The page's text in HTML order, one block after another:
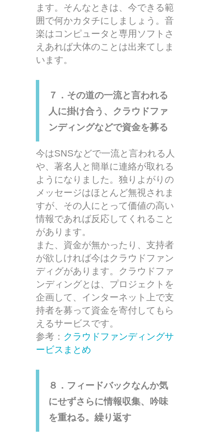
ます。そんなときは、今できる範
囲で何かカタチにしましょう。音
楽はコンピュータと専用ソフトさ
えあれば大体のことは出来てしま
います。
７．その道の一流と言われる
人に掛け合う、クラウドファ
ンディングなどで資金を募る
今はSNSなどで一流と言われる人
や、著名人と簡単に連絡が取れる
ようになりました。独りよがりの
メッセージはほとんど無視されま
すが、その人にとって価値の高い
情報であれば反応してくれること
があります。
また、資金が無かったり、支持者
が欲しければ今はクラウドファン
ディグがあります。クラウドファ
ンディングとは、プロジェクトを
企画して、インターネット上で支
持者を募って資金を寄付してもら
えるサービスです。
参考： クラウドファンディングサ
ービスまとめ
８．フィードバックなんか気
にせずさらに情報収集、吟味
を重ねる。繰り返す